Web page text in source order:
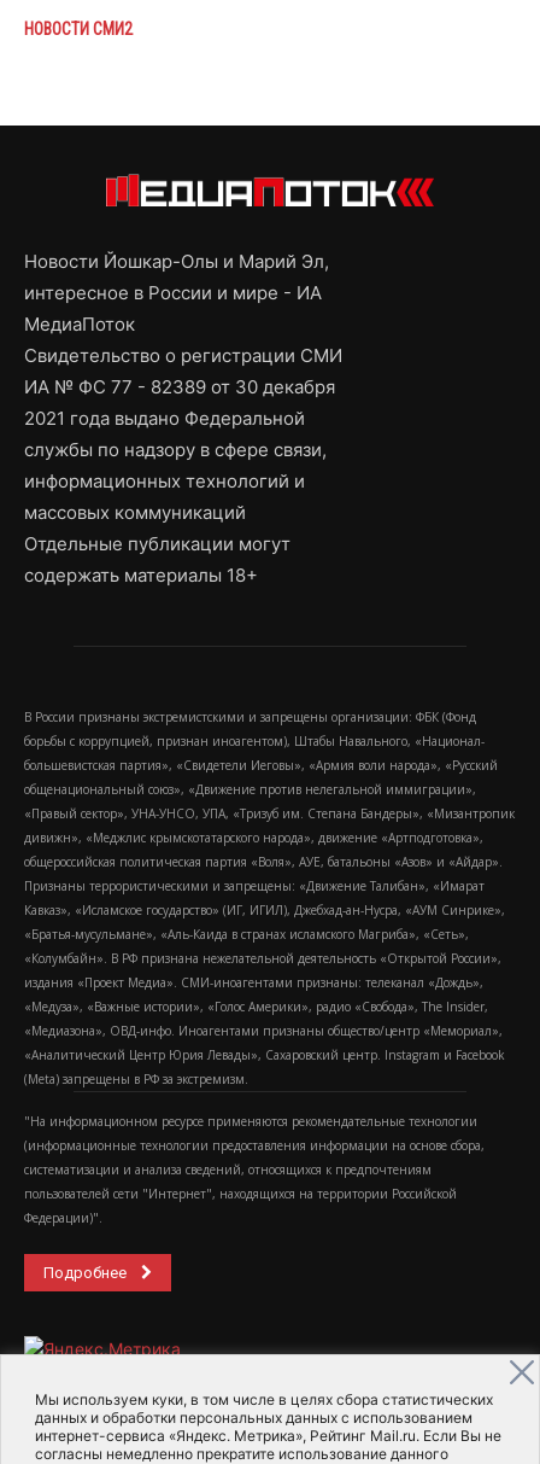
Мы используем куки, в том числе в целях сбора статистических
данных и обработки персональных данных с использованием
интернет-сервиса «Яндекс. Метрика», Рейтинг Mail.ru. Если Вы не
согласны немедленно прекратите использование данного
НОВОСТИ СМИ2
Новости Йошкар-Олы и Марий Эл,
интересное в России и мире - ИА
МедиаПоток
Свидетельство о регистрации СМИ
ИА № ФС 77 - 82389 от 30 декабря
2021 года выдано Федеральной
службы по надзору в сфере связи,
информационных технологий и
массовых коммуникаций
Отдельные публикации могут
содержать материалы 18+
В России признаны экстремистскими и запрещены организации: ФБК (Фонд
борьбы с коррупцией, признан иноагентом), Штабы Навального, «Национал-
большевистская партия», «Свидетели Иеговы», «Армия воли народа», «Русский
общенациональный союз», «Движение против нелегальной иммиграции»,
«Правый сектор», УНА-УНСО, УПА, «Тризуб им. Степана Бандеры», «Мизантропик
дивижн», «Меджлис крымскотатарского народа», движение «Артподготовка»,
общероссийская политическая партия «Воля», АУЕ, батальоны «Азов» и «Айдар».
Признаны террористическими и запрещены: «Движение Талибан», «Имарат
Кавказ», «Исламское государство» (ИГ, ИГИЛ), Джебхад-ан-Нусра, «АУМ Синрике»,
«Братья-мусульмане», «Аль-Каида в странах исламского Магриба», «Сеть»,
«Колумбайн». В РФ признана нежелательной деятельность «Открытой России»,
издания «Проект Медиа». СМИ-иноагентами признаны: телеканал «Дождь»,
«Медуза», «Важные истории», «Голос Америки», радио «Свобода», The Insider,
«Медиазона», ОВД-инфо. Иноагентами признаны общество/центр «Мемориал»,
«Аналитический Центр Юрия Левады», Сахаровский центр. Instagram и Facebook
(Metа) запрещены в РФ за экстремизм.
"На информационном ресурсе применяются рекомендательные технологии
(информационные технологии предоставления информации на основе сбора,
систематизации и анализа сведений, относящихся к предпочтениям
пользователей сети "Интернет", находящихся на территории Российской
Федерации)".
Подробнее
2015-2026- Информационное агентство МедиаПоток